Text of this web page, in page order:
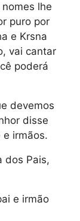
lhe
puro por
e Krsna
vai cantar
poderá
devemos
disse
e irmãos.
dos Pais,
e irmão